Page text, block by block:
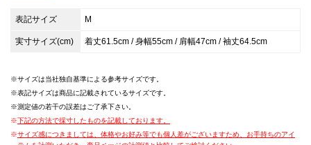
表記サイズ M
実寸サイズ(cm) 着丈61.5cm / 身幅55cm / 肩幅47cm / 袖丈64.5cm
サイズは当社独自基準による参考サイズです。
表記サイズは商品に記載されているサイズです。
測定値の若干の誤差はご了承下さい。
下記の方法で採寸したものを記載しております。
サイズ感につきましては、体格やお好み等でも個人差がございますため、お手持ちのアイ